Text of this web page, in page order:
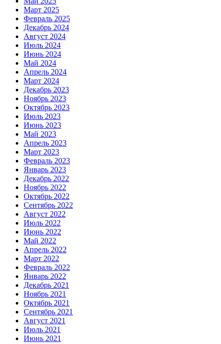
Март 2025
Февраль 2025
Декабрь 2024
Август 2024
Июль 2024
Июнь 2024
Май 2024
Апрель 2024
Март 2024
Декабрь 2023
Ноябрь 2023
Октябрь 2023
Июль 2023
Июнь 2023
Май 2023
Апрель 2023
Март 2023
Февраль 2023
Январь 2023
Декабрь 2022
Ноябрь 2022
Октябрь 2022
Сентябрь 2022
Август 2022
Июль 2022
Июнь 2022
Май 2022
Апрель 2022
Март 2022
Февраль 2022
Январь 2022
Декабрь 2021
Ноябрь 2021
Октябрь 2021
Сентябрь 2021
Август 2021
Июль 2021
Июнь 2021